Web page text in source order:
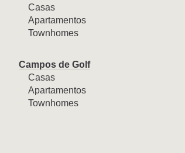
Casas
Apartamentos
Townhomes
Campos de Golf
Casas
Apartamentos
Townhomes